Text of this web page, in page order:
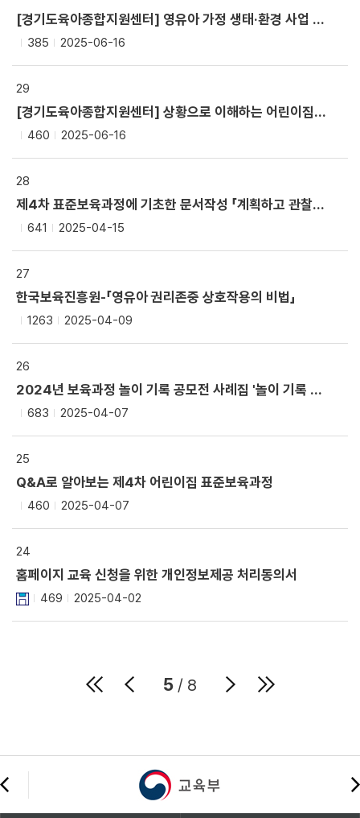
[경기도육아종합지원센터] 영유아 가정 생태·환경 사업 활동 안내 책자(우리는 지구지킴이)
385 2025-06-16
29
[경기도육아종합지원센터] 상황으로 이해하는 어린이집 일과 운영과 상호작용
460 2025-06-16
28
제4차 표준보육과정에 기초한 문서작성 「계획하고 관찰하고 기록해요」
641 2025-04-15
27
한국보육진흥원-「영유아 권리존중 상호작용의 비법」
1263 2025-04-09
26
2024년 보육과정 놀이 기록 공모전 사례집 '놀이 기록 새로고침'
683 2025-04-07
25
Q&A로 알아보는 제4차 어린이집 표준보육과정
460 2025-04-07
24
홈페이지 교육 신청을 위한 개인정보제공 처리동의서
469 2025-04-02
5 / 8